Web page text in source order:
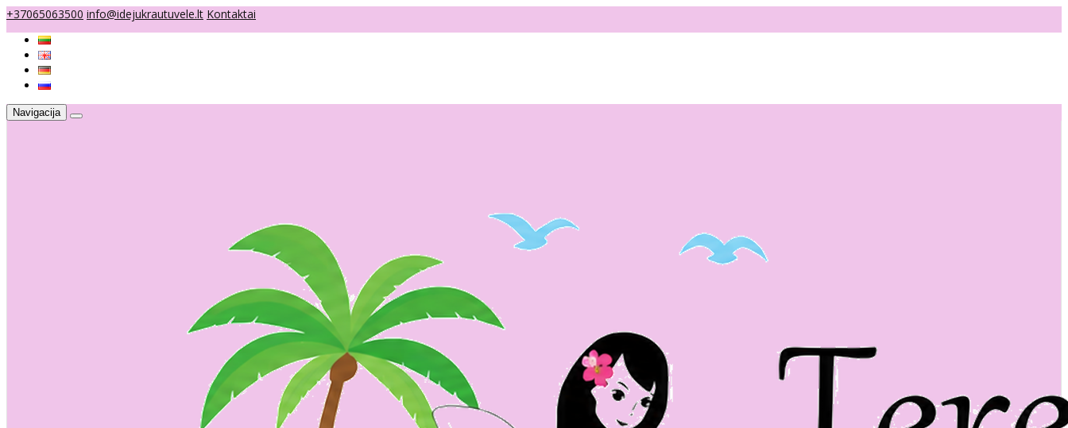
+37065063500 info@idejukrautuvele.lt Kontaktai
Navigacija